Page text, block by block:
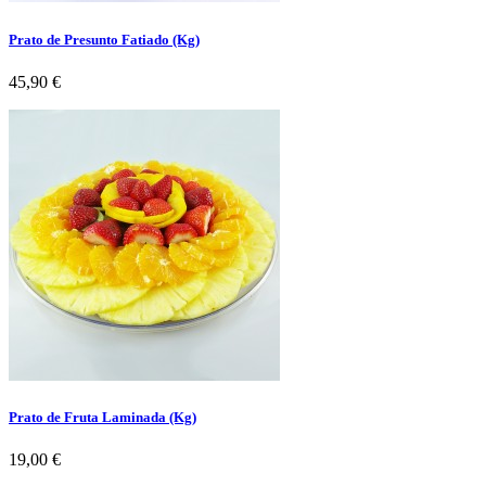
Prato de Presunto Fatiado (Kg)
Preço
45,90 €
Prato de Fruta Laminada (Kg)
Preço
19,00 €